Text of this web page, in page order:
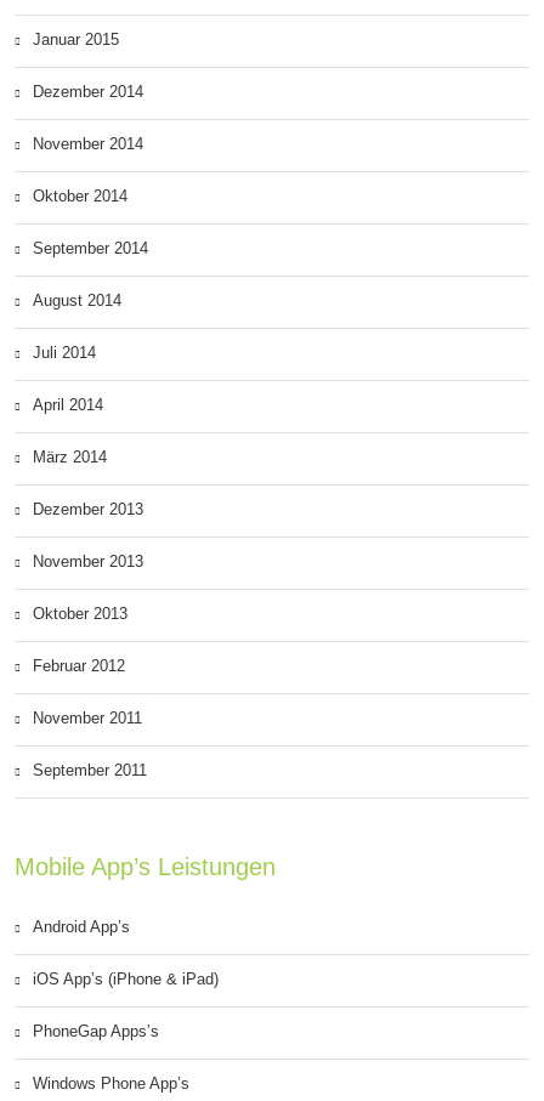
Januar 2015
Dezember 2014
November 2014
Oktober 2014
September 2014
August 2014
Juli 2014
April 2014
März 2014
Dezember 2013
November 2013
Oktober 2013
Februar 2012
November 2011
September 2011
Mobile App’s Leistungen
Android App’s
iOS App’s (iPhone & iPad)
PhoneGap Apps’s
Windows Phone App’s